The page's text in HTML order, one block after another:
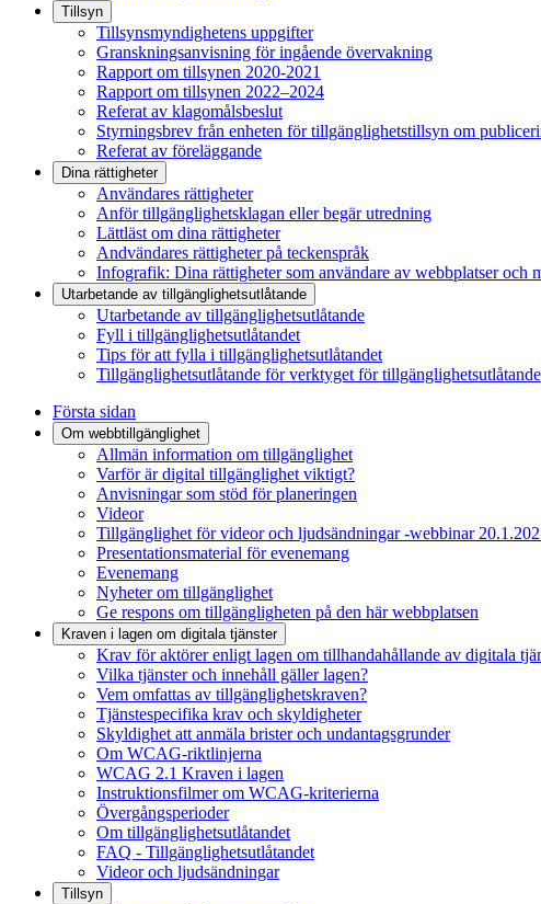
Tillsyn
Tillsynsmyndighetens uppgifter
Granskningsanvisning för ingående övervakning
Rapport om tillsynen 2020-2021
Rapport om tillsynen 2022–2024
Referat av klagomålsbeslut
Styrningsbrev från enheten för tillgänglighetstillsyn om
Referat av föreläggande
Dina rättigheter
Användares rättigheter
Anför tillgänglighetsklagan eller begär utredning
Lättläst om dina rättigheter
Andvändares rättigheter på teckenspråk
Infografik: Dina rättigheter som användare av webbplatser och
Utarbetande av tillgänglighets­utlåtande
Utarbetande av tillgänglighetsutlåtande
Fyll i tillgänglighetsutlåtandet
Tips för att fylla i tillgänglighetsutlåtandet
Tillgänglighetsutlåtande för verktyget för tillgänglighetsutlåtande
Första sidan
Om webbtillgänglighet
Allmän information om tillgänglighet
Varför är digital tillgänglighet viktigt?
Anvisningar som stöd för planeringen
Videor
Tillgänglighet för videor och ljudsändningar -webbinar
Presentationsmaterial för evenemang
Evenemang
Nyheter om tillgänglighet
Ge respons om tillgängligheten på den här webbplatsen
Kraven i lagen om digitala tjänster
Krav för aktörer enligt lagen om tillhandahållande av digitala
Vilka tjänster och innehåll gäller lagen?
Vem omfattas av tillgänglighetskraven?
Tjänstespecifika krav och skyldigheter
Skyldighet att anmäla brister och undantagsgrunder
Om WCAG-riktlinjerna
WCAG 2.1 Kraven i lagen
Instruktionsfilmer om WCAG-kriterierna
Övergångsperioder
Om tillgänglighetsutlåtandet
FAQ - Tillgänglighetsutlåtandet
Videor och ljudsändningar
Tillsyn